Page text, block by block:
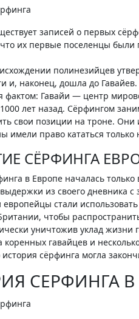
записей о первых
их первые поселенцы были
полинезийцев
и, наконец, дошла до
фактом: Гавайи — центр
1000 лет назад. Сёрфингом
свои позиции на троне. Они
имели право кататься
СЁРФИНГА
в Европе началась
из своего дневника
стали использовать
чтобы
уничтожив уклад жизни
коренных гавайцев и
история сёрфинга могла
СЕРФИНГА В